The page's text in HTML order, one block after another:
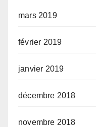
mars 2019
février 2019
janvier 2019
décembre 2018
novembre 2018